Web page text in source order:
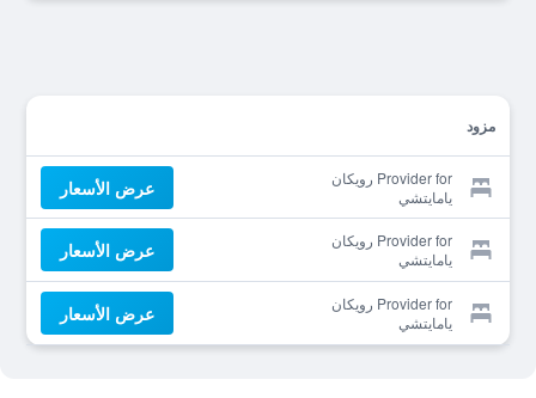
مزود
Provider for رويكان
يامايتشي
عرض الأسعار
Provider for رويكان
يامايتشي
عرض الأسعار
Provider for رويكان
يامايتشي
عرض الأسعار